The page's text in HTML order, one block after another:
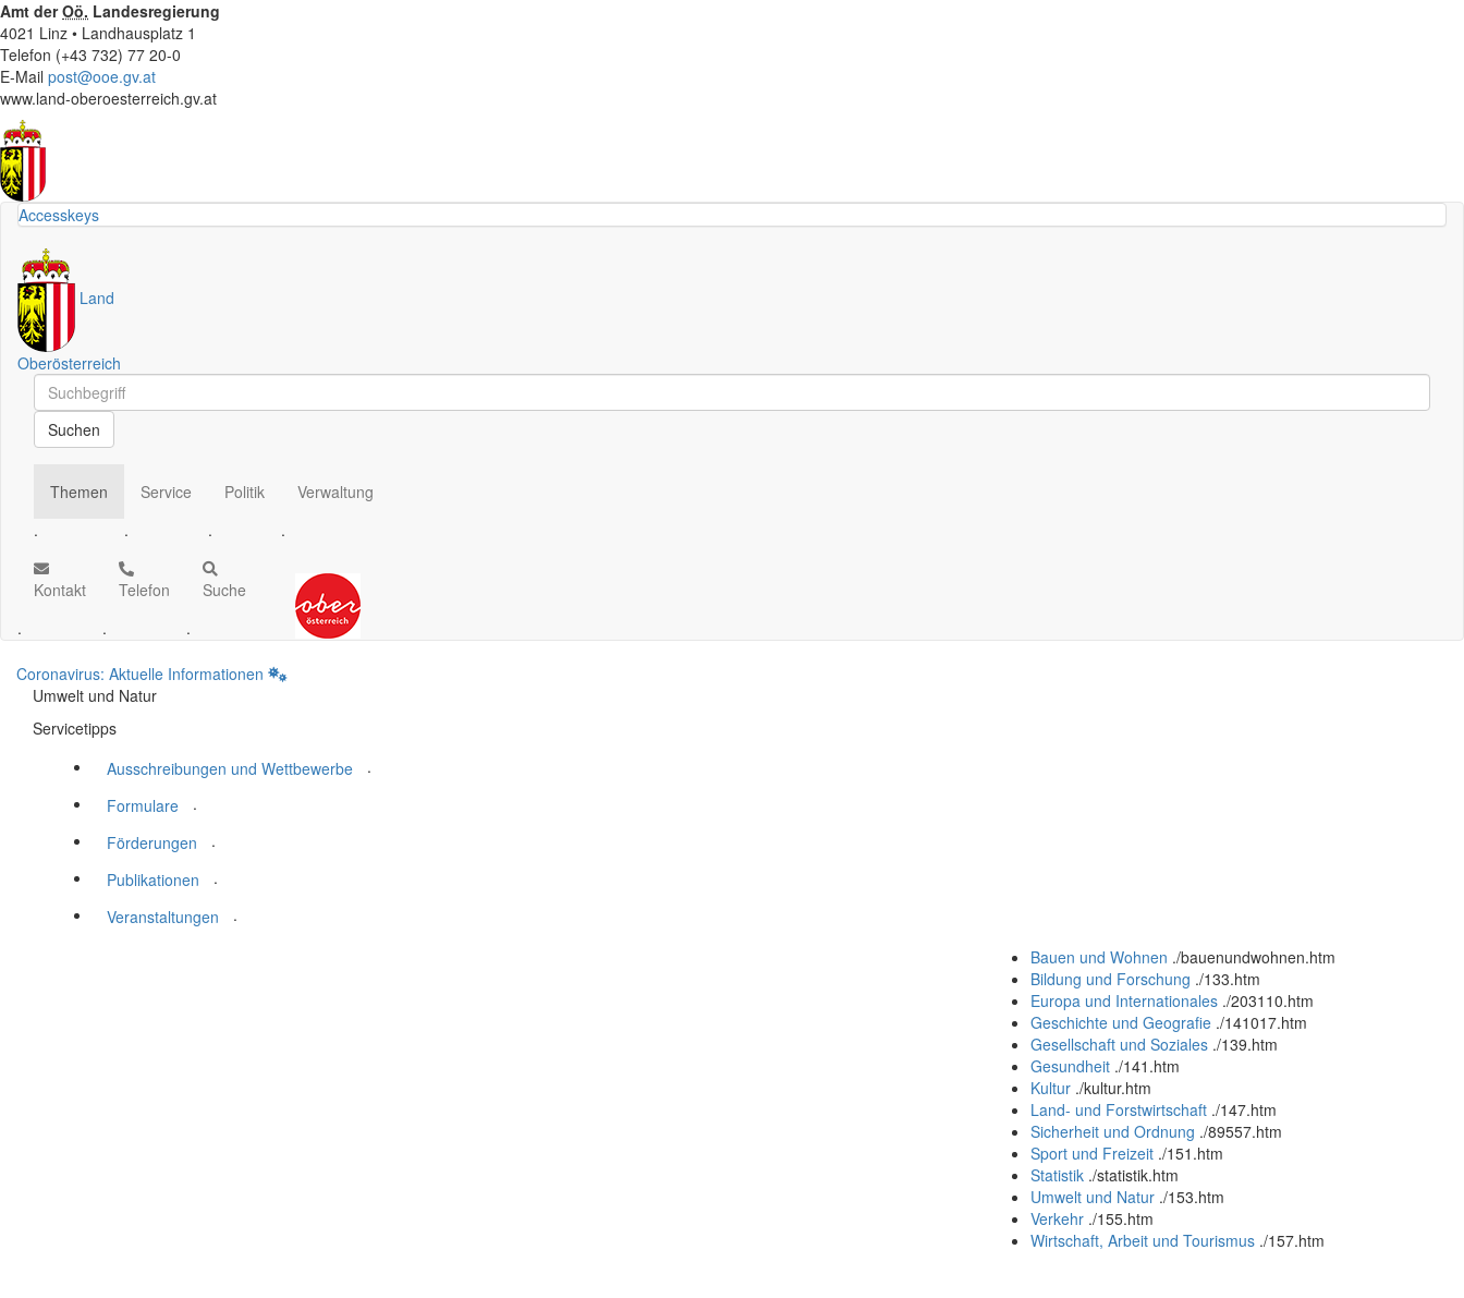
Amt derOö. Landesregierung
4021 Linz • Landhausplatz 1
Telefon (+43 732) 77 20-0
E-Mail post@ooe.gv.at
www.land-oberoesterreich.gv.at
Accesskeys
Land
Oberösterreich
Schnellsuche
Schnellsuche
Suchen
Themen
.
Service
.
Politik
.
Verwaltung
.
Kontakt
.
Telefon
.
Suche
.
Coronavirus: Aktuelle Informationen
Umwelt und Natur
Servicetipps
Ausschreibungen und Wettbewerbe
.
Formulare
.
Förderungen
.
Publikationen
.
Veranstaltungen
.
Bauen und Wohnen ./bauenundwohnen.htm
Bildung und Forschung ./133.htm
Europa und Internationales ./203110.htm
Geschichte und Geografie ./141017.htm
Gesellschaft und Soziales ./139.htm
Gesundheit ./141.htm
Kultur ./kultur.htm
Land- und Forstwirtschaft ./147.htm
Sicherheit und Ordnung ./89557.htm
Sport und Freizeit ./151.htm
Statistik ./statistik.htm
Umwelt und Natur ./153.htm
Verkehr ./155.htm
Wirtschaft, Arbeit und Tourismus ./157.htm